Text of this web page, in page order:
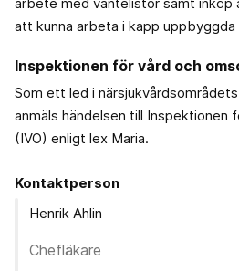
arbete med väntelistor samt inköp
att kunna arbeta i kapp uppbyggda
Inspektionen för vård och
Som ett led i
anmäls händelsen till Inspektionen
(IVO) enligt lex Maria.
Kontaktperson
Henrik Ahlin
Chefläkare